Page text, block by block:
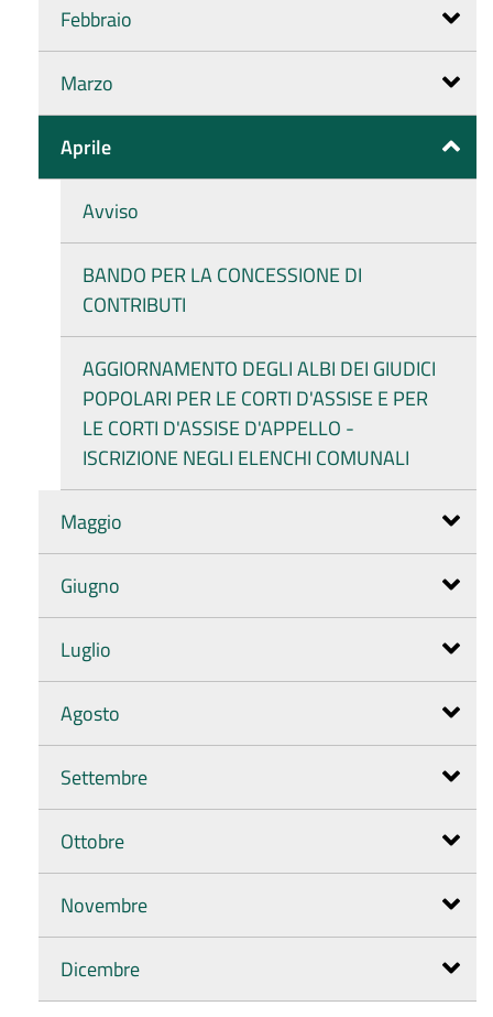
Febbraio
Marzo
Aprile
Avviso
BANDO PER LA CONCESSIONE DI
CONTRIBUTI
AGGIORNAMENTO DEGLI ALBI DEI GIUDICI
POPOLARI PER LE CORTI D'ASSISE E PER
LE CORTI D'ASSISE D'APPELLO -
ISCRIZIONE NEGLI ELENCHI COMUNALI
Maggio
Giugno
Luglio
Agosto
Settembre
Ottobre
Novembre
Dicembre